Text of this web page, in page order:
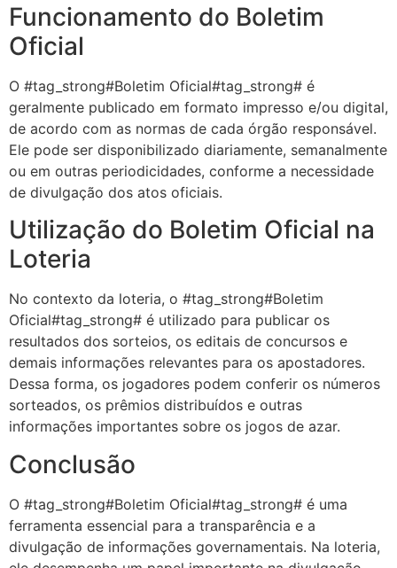
Funcionamento do Boletim
Oficial
O #tag_strong#Boletim Oficial#tag_strong# é
geralmente publicado em formato impresso e/ou digital,
de acordo com as normas de cada órgão responsável.
Ele pode ser disponibilizado diariamente, semanalmente
ou em outras periodicidades, conforme a necessidade
de divulgação dos atos oficiais.
Utilização do Boletim Oficial na
Loteria
No contexto da loteria, o #tag_strong#Boletim
Oficial#tag_strong# é utilizado para publicar os
resultados dos sorteios, os editais de concursos e
demais informações relevantes para os apostadores.
Dessa forma, os jogadores podem conferir os números
sorteados, os prêmios distribuídos e outras
informações importantes sobre os jogos de azar.
Conclusão
O #tag_strong#Boletim Oficial#tag_strong# é uma
ferramenta essencial para a transparência e a
divulgação de informações governamentais. Na loteria,